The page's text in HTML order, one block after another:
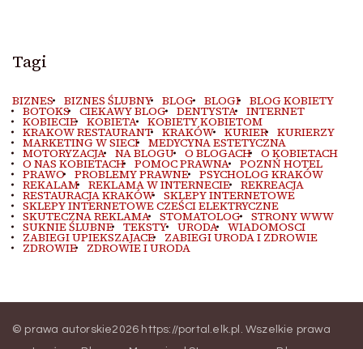
Tagi
BIZNES BIZNES ŚLUBNY BLOG BLOGI BLOG KOBIETY
BOTOKS CIEKAWY BLOG DENTYSTA INTERNET
KOBIECIE KOBIETA KOBIETY KOBIETOM
KRAKOW RESTAURANT KRAKÓW KURIER KURIERZY
MARKETING W SIECI MEDYCYNA ESTETYCZNA
MOTORYZACJA NA BLOGU O BLOGACH O KOBIETACH
O NAS KOBIETACH POMOC PRAWNA POZNŃ HOTEL
PRAWO PROBLEMY PRAWNE PSYCHOLOG KRAKÓW
REKALAM REKLAMA W INTERNECIE REKREACJA
RESTAURACJA KRAKÓW SKLEPY INTERNETOWE
SKLEPY INTERNETOWE CZEŚCI ELEKTRYCZNE
SKUTECZNA REKLAMA STOMATOLOG STRONY WWW
SUKNIE ŚLUBNE TEKSTY URODA WIADOMOSCI
ZABIEGI UPIEKSZAJACE ZABIEGI URODA I ZDROWIE
ZDROWIE ZDROWIE I URODA
© prawa autorskie2026 https://portal.elk.pl . Wszelkie prawa